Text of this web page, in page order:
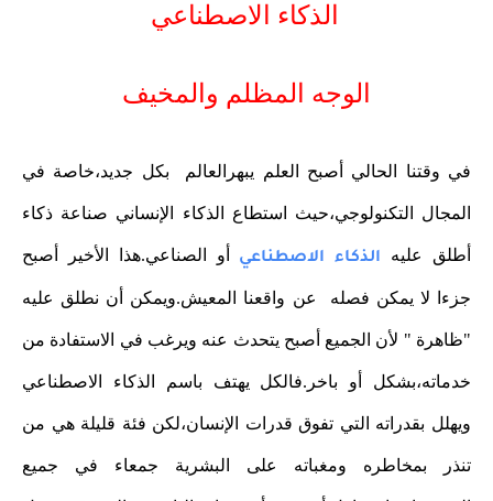
الذكاء الاصطناعي
الوجه المظلم والمخيف
في وقتنا الحالي أصبح العلم يبهرالعالم بكل جديد،خاصة في
المجال التكنولوجي،حيث استطاع الذكاء الإنساني صناعة ذكاء
أطلق عليه الذكاء الاصطناعي أو الصناعي.هذا الأخير أصبح
جزءا لا يمكن فصله عن واقعنا المعيش.ويمكن أن نطلق عليه
"ظاهرة " لأن الجميع أصبح يتحدث عنه ويرغب في الاستفادة من
خدماته،بشكل أو باخر.فالكل يهتف باسم الذكاء الاصطناعي
ويهلل بقدراته التي تفوق قدرات الإنسان،لكن فئة قليلة هي من
تنذر بمخاطره ومغباته على البشرية جمعاء في جميع